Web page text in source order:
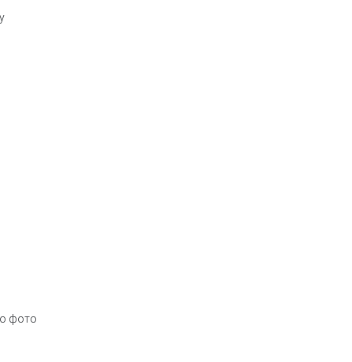
фото